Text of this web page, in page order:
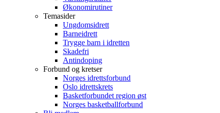
Økonomirutiner
Temasider
Ungdomsidrett
Barneidrett
Trygge barn i idretten
Skadefri
Antindoping
Forbund og kretser
Norges idrettsforbund
Oslo idrettskrets
Basketforbundet region øst
Norges basketballforbund